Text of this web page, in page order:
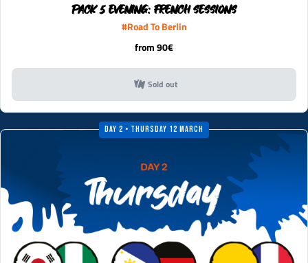
PACK 5 EVENING: FRENCH SESSIONS
#Road To Berlin
from 90€
Sold out
Day 2 • Thursday 12 March